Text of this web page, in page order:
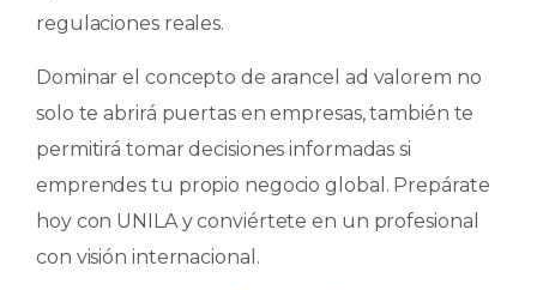
regulaciones reales.
Dominar el concepto de arancel ad valorem no
solo te abrirá puertas en empresas, también te
permitirá tomar decisiones informadas si
emprendes tu propio negocio global. Prepárate
hoy con UNILA y conviértete en un profesional
con visión internacional.